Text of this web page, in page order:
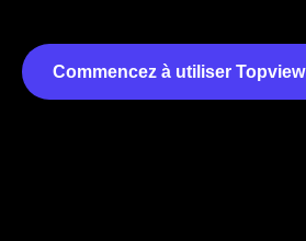
Commencez à utiliser Topview